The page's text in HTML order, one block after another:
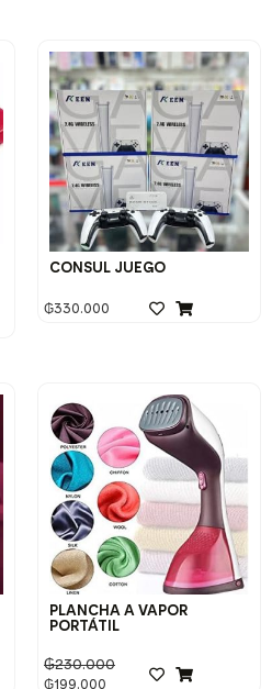
CONSUL JUEGO
₲330.000
PLANCHA A VAPOR
PORTÁTIL
₲230.000
₲199.000